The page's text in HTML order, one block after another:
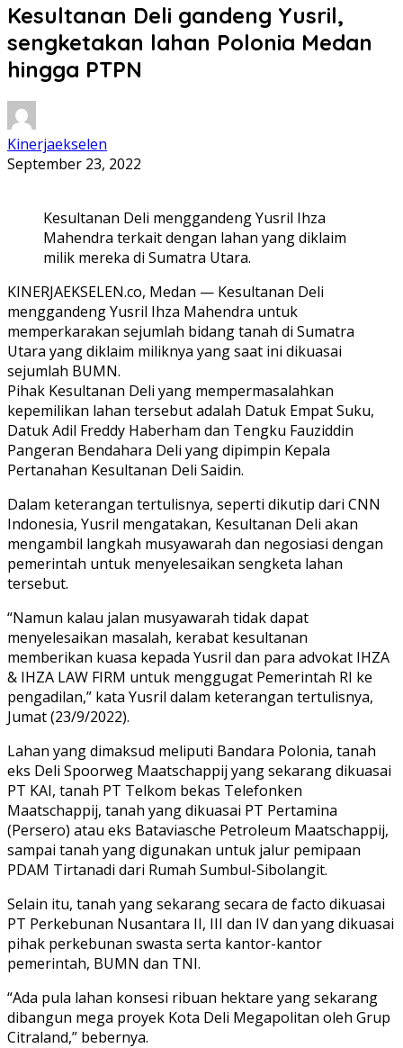
Kesultanan Deli gandeng Yusril,
sengketakan lahan Polonia Medan
hingga PTPN
Kinerjaekselen
September 23, 2022
Kesultanan Deli menggandeng Yusril Ihza
Mahendra terkait dengan lahan yang diklaim
milik mereka di Sumatra Utara.
KINERJAEKSELEN.co, Medan — Kesultanan Deli
menggandeng Yusril Ihza Mahendra untuk
memperkarakan sejumlah bidang tanah di Sumatra
Utara yang diklaim miliknya yang saat ini dikuasai
sejumlah BUMN.
Pihak Kesultanan Deli yang mempermasalahkan
kepemilikan lahan tersebut adalah Datuk Empat Suku,
Datuk Adil Freddy Haberham dan Tengku Fauziddin
Pangeran Bendahara Deli yang dipimpin Kepala
Pertanahan Kesultanan Deli Saidin.
Dalam keterangan tertulisnya, seperti dikutip dari CNN
Indonesia, Yusril mengatakan, Kesultanan Deli akan
mengambil langkah musyawarah dan negosiasi dengan
pemerintah untuk menyelesaikan sengketa lahan
tersebut.
“Namun kalau jalan musyawarah tidak dapat
menyelesaikan masalah, kerabat kesultanan
memberikan kuasa kepada Yusril dan para advokat IHZA
& IHZA LAW FIRM untuk menggugat Pemerintah RI ke
pengadilan,” kata Yusril dalam keterangan tertulisnya,
Jumat (23/9/2022).
Lahan yang dimaksud meliputi Bandara Polonia, tanah
eks Deli Spoorweg Maatschappij yang sekarang dikuasai
PT KAI, tanah PT Telkom bekas Telefonken
Maatschappij, tanah yang dikuasai PT Pertamina
(Persero) atau eks Bataviasche Petroleum Maatschappij,
sampai tanah yang digunakan untuk jalur pemipaan
PDAM Tirtanadi dari Rumah Sumbul-Sibolangit.
Selain itu, tanah yang sekarang secara de facto dikuasai
PT Perkebunan Nusantara II, III dan IV dan yang dikuasai
pihak perkebunan swasta serta kantor-kantor
pemerintah, BUMN dan TNI.
“Ada pula lahan konsesi ribuan hektare yang sekarang
dibangun mega proyek Kota Deli Megapolitan oleh Grup
Citraland,” bebernya.